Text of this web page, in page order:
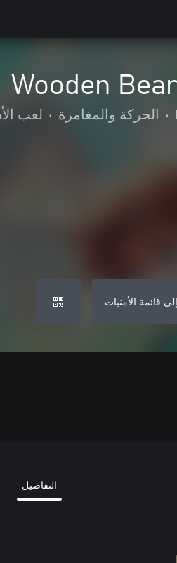
Wooden
• الحركة والمغامرة • لعب
قائمة الأمنيات
التفاصيل